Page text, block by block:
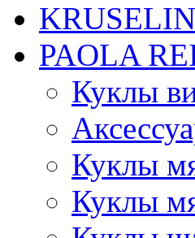
PAOLA
Куклы
Куклы
Куклы